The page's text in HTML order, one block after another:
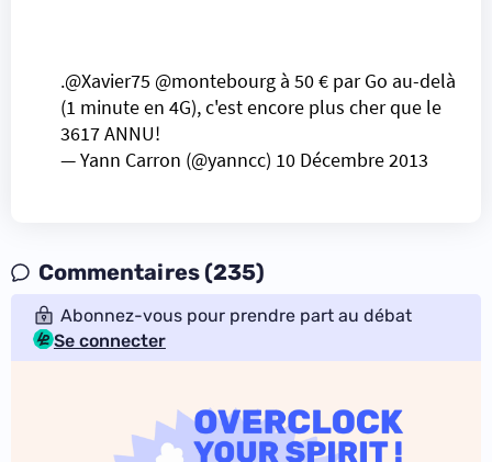
.@Xavier75 @montebourg à 50 € par Go au-delà
(1 minute en 4G), c'est encore plus cher que le
3617 ANNU!
— Yann Carron (@yanncc) 10 Décembre 2013
Commentaires (235)
Abonnez-vous pour prendre part au débat
Se connecter